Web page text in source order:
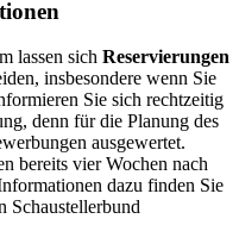
lassen sich Reservierungen
insbesondere wenn Sie
Sie sich rechtzeitig
denn für die Planung des
ausgewertet.
bereits vier Wochen nach
dazu finden Sie
Schaustellerbund